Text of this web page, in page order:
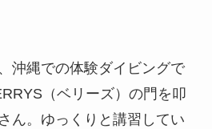
沖縄での体験ダイビングで
（ベリーズ）の門を叩
ん。ゆっくりと講習してい